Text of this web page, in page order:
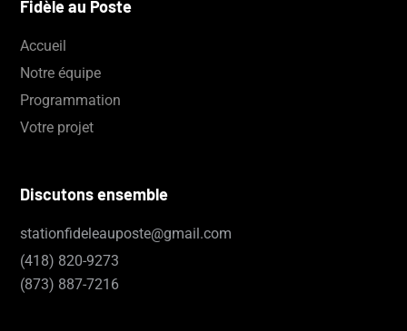
Fidèle au Poste
Accueil
Notre équipe
Programmation
Votre projet
Discutons ensemble
stationfideleauposte@gmail.com
(418) 820-9273
(873) 887-7216